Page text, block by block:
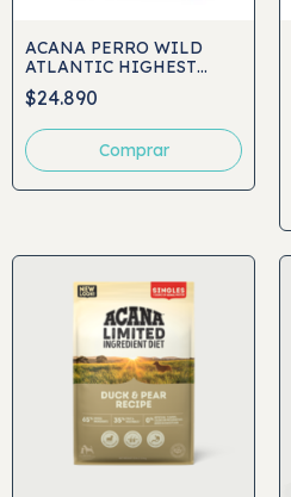
ACANA PERRO WILD
ATLANTIC HIGHEST
PROTEIN
$24.890
Comprar